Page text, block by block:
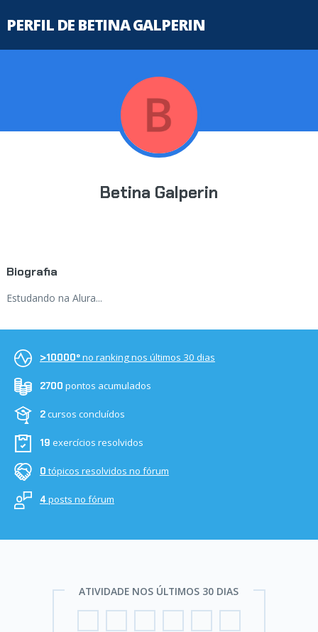
PERFIL DE BETINA GALPERIN
Betina Galperin
Biografia
Estudando na Alura...
>10000ºno ranking nos últimos 30 dias
2700 pontos acumulados
2cursos concluídos
19 exercícios resolvidos
0 tópicos resolvidos no fórum
4posts no fórum
ATIVIDADE NOS ÚLTIMOS 30 DIAS